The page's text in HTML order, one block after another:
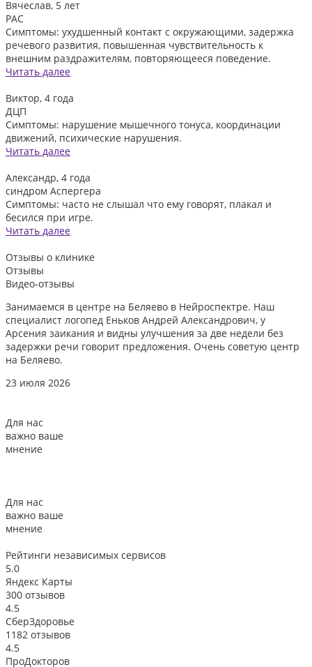
Вячеслав, 5 лет
РАС
Симптомы: ухудшенный контакт с окружающими, задержка
речевого развития, повышенная чувствительность к
внешним раздражителям, повторяющееся поведение.
Читать далее
Виктор, 4 года
ДЦП
Симптомы: нарушение мышечного тонуса, координации
движений, психические нарушения.
Читать далее
Александр, 4 года
синдром Аспергера
Симптомы: часто не слышал что ему говорят, плакал и
бесился при игре.
Читать далее
Отзывы о клинике
Отзывы
Видео-отзывы
Занимаемся в центре на Беляево в Нейроспектре. Наш
специалист логопед Еньков Андрей Александрович, у
Арсения заикания и видны улучшения за две недели без
задержки речи говорит предложения. Очень советую центр
на Беляево.
23 июля 2026
Для нас
важно ваше
мнение
Для нас
важно ваше
мнение
Рейтинги независимых сервисов
5.0
Яндекс Карты
300 отзывов
4.5
СберЗдоровье
1182 отзывов
4.5
ПроДокторов